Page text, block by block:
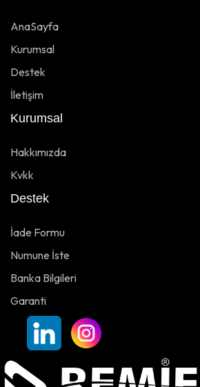
AnaSayfa
Kurumsal
Destek
İletişim
Kurumsal
Hakkımızda
Kvkk
Destek
İade Formu
Numune İste
Banka Bilgileri
Garanti